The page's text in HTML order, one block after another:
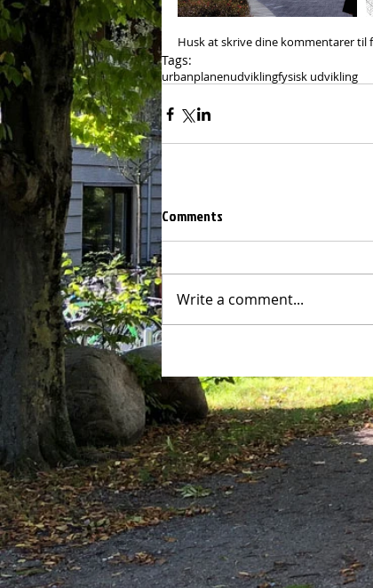
Husk at skrive dine kommentarer til
Tags:
urbanplanenudviklingfysisk udvikling
Comments
Write a comment...